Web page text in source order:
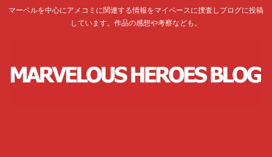
マーベルを中心にアメコミに関連する情報をマイペースに捜査しブログに投稿
しています。作品の感想や考察なども。